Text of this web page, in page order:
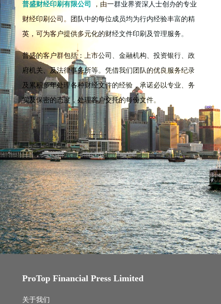
普盛财经印刷有限公司
，由一群业界资深人士创办的专业
财经印刷公司。团队中的每位成员均为行内经验丰富的精
英，可为客户提供多元化的财经文件印刷及管理服务。
普盛的客户群包括：上市公司、金融机构、投资银行、政
府机关、及法律事务所等。凭借我们团队的优良服务纪录
及累积多年处理各种财经文件的经验，承诺必以专业、务
实及保密的态度，处理客户交托的每份文件。
ProTop Financial Press Limited
关于我们